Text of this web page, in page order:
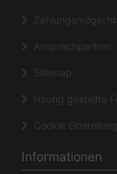
Ansprechpartner
Sitemap
Häufig gestellte
Cookie
Informationen